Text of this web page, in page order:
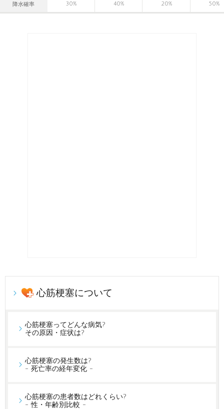
降水確率 30% 40% 20% 50%
心筋梗塞について
心筋梗塞ってどんな病気?
その原因・症状は?
心筋梗塞の発生数は?
- 死亡率の経年変化 -
心筋梗塞の患者数はどれくらい?
- 性・年齢別比較 -